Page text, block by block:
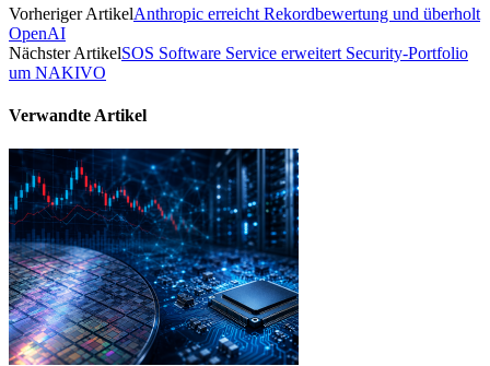
Vorheriger ArtikelAnthropic erreicht Rekordbewertung und überholt
OpenAI
Nächster ArtikelSOS Software Service erweitert Security-Portfolio
um NAKIVO
Verwandte Artikel